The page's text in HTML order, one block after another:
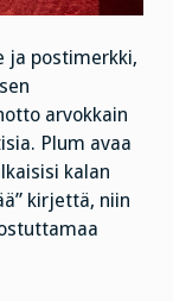
ja postimerkki,
arvokkain
Plum avaa
kalan
kirjettä, niin